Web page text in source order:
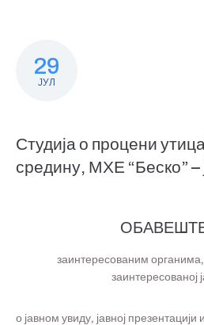
29
ЈУЛ
Студија о процени
средину, МХЕ “Беско” –
заинтересованим
заинтересованој
о јавном увиду, јавној презентацији